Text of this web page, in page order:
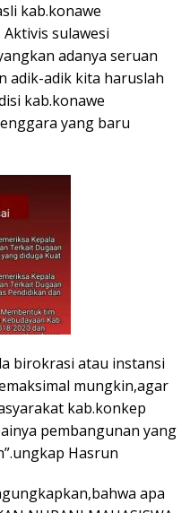
kab.konawe
sulawesi
adanya seruan
adik-adik kita haruslah
kab.konawe
yang baru
birokrasi atau instansi
mungkin,agar
kab.konkep
pembangunan yang
Hasrun
apa